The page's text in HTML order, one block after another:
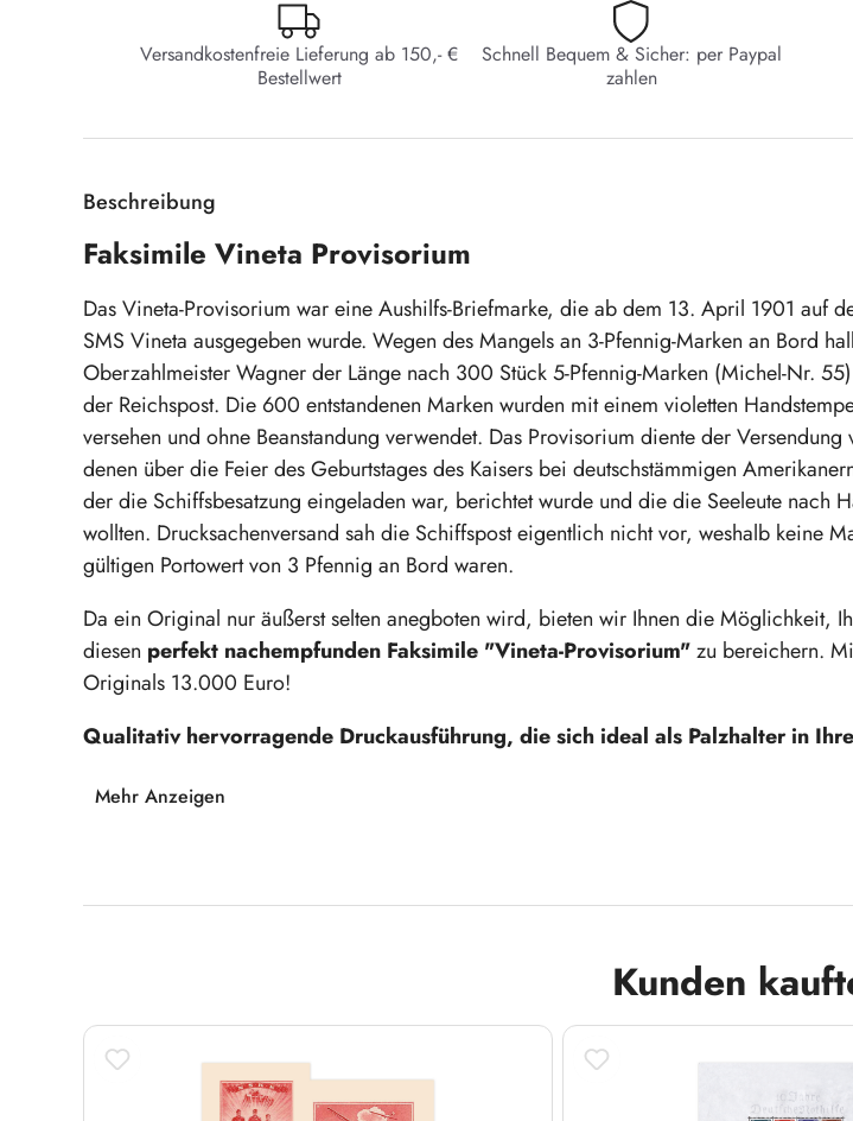
Versandkostenfreie Lieferung ab 150,- €
Bestellwert
Schnell Bequem & Sicher: per Paypal
zahlen
Beschreibung
Faksimile Vineta Provisorium
Das Vineta-Provisorium war eine Aushilfs-Briefmarke, die ab dem 13. April 1901 auf
SMS Vineta ausgegeben wurde. Wegen des Mangels an 3-Pfennig-Marken an Bord
Oberzahlmeister Wagner der Länge nach 300 Stück 5-Pfennig-Marken (Michel-Nr.
der Reichspost. Die 600 entstandenen Marken wurden mit einem violetten
versehen und ohne Beanstandung verwendet. Das Provisorium diente der Versendung
denen über die Feier des Geburtstages des Kaisers bei deutschstämmigen
der die Schiffsbesatzung eingeladen war, berichtet wurde und die die Seeleute nach
wollten. Drucksachenversand sah die Schiffspost eigentlich nicht vor, weshalb keine
gültigen Portowert von 3 Pfennig an Bord waren.
Da ein Original nur äußerst selten anegboten wird, bieten wir Ihnen die Möglichkeit,
diesen perfekt nachempfunden Faksimile "Vineta-Provisorium"zu bereichern.
Originals 13.000 Euro!
Qualitativ hervorragende Druckausführung, die sich ideal als Palzhalter in
Hinweis:Die Marken sind als Faksimile gekennzeichnet. Es handelt sich hierbei um
Mehr Anzeigen
Kunden